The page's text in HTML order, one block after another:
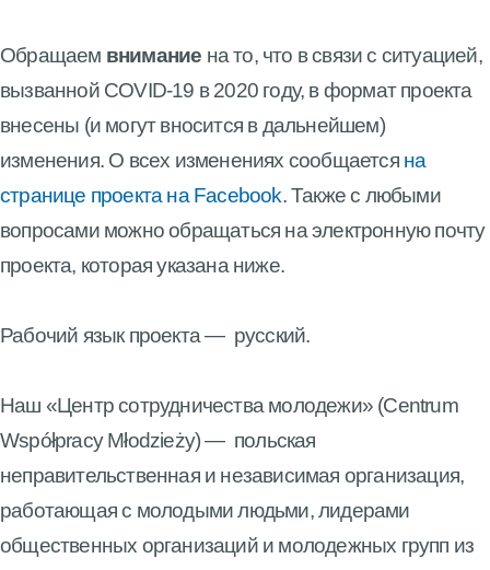
Обращаем внимание на то, что в связи с ситуацией,
вызванной COVID-19 в 2020 году, в формат проекта
внесены (и могут вносится в дальнейшем)
изменения. О всех изменениях сообщается на
странице проекта на Facebook. Также с любыми
вопросами можно обращаться на электронную почту
проекта, которая указана ниже.
Рабочий язык проекта— русский.
Наш «Центр сотрудничества молодежи» (Centrum
Współpracy Młodzieży)— польская
неправительственная и независимая организация,
работающая с молодыми людьми, лидерами
общественных организаций и молодежных групп из